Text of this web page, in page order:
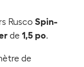
Rusco Spin-
de 1,5 po.
de